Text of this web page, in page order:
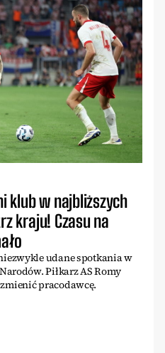
klub w najbliższych
kraju! Czasu na
udane spotkania w
Piłkarz AS Romy
pracodawcę.